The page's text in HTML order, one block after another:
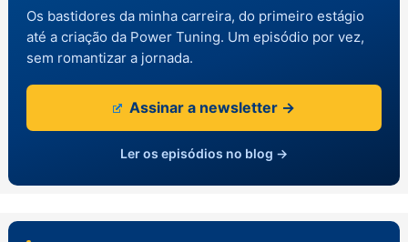
Os bastidores da minha carreira, do primeiro estágio
até a criação da Power Tuning. Um episódio por vez,
sem romantizar a jornada.
Assinar a newsletter →
Ler os episódios no blog →